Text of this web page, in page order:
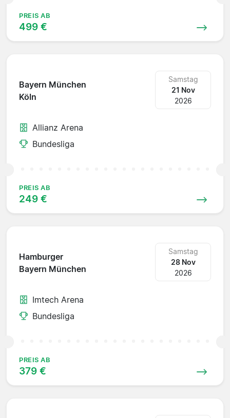
PREIS AB
499 €
Bayern München
Köln
Samstag
21 Nov
2026
Allianz Arena
Bundesliga
PREIS AB
249 €
Hamburger
Bayern München
Samstag
28 Nov
2026
Imtech Arena
Bundesliga
PREIS AB
379 €